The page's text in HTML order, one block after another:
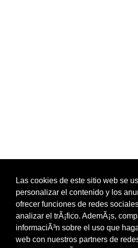
Las cookies de este sitio web se
personalizar el contenido y los
ofrecer funciones de redes
analizar el trÃ¡fico. AdemÃ¡s,
informaciÃ³n sobre el uso que
web con nuestros partners de